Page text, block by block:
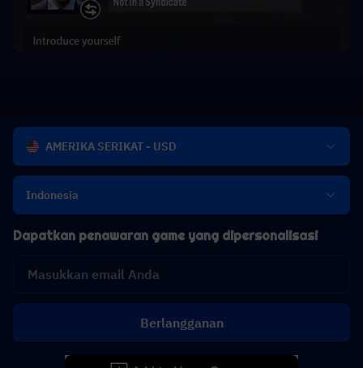
AMERIKA SERIKAT - USD
Indonesia
Dapatkan penawaran game yang dipersonalisasi
Berlangganan